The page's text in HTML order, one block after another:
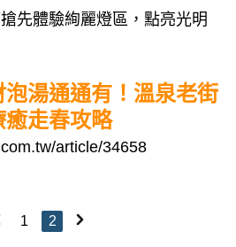
先體驗絢麗燈區，點亮光明
湯通通有！溫泉老街
癒走春攻略
article/34658
1 2